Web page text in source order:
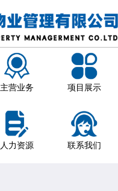
主营业务 项目展示
人力资源 联系我们